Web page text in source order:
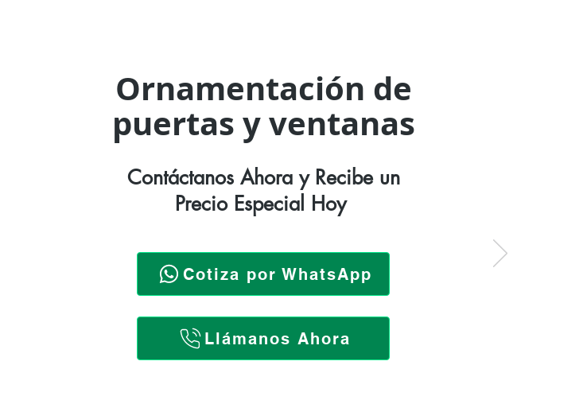
Ornamentación de
puertas y ventanas
Contáctanos Ahora y Recibe un
Precio Especial Hoy
Cotiza por WhatsApp
Llámanos Ahora